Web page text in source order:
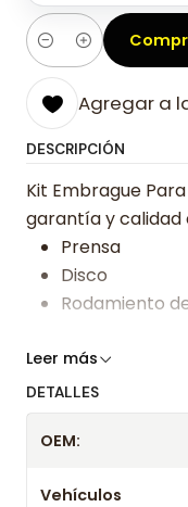
Cantidad
Agregar a
DESCRIPCIÓN
Kit Embrague
garantía y calidad
Prensa
Disco
Rodamiento
Somos
tienda previo
Leer más
DETALLES
OEM:
Vehículos